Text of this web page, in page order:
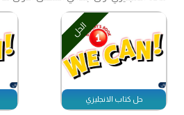
الحل
حل كتاب الانجليزي